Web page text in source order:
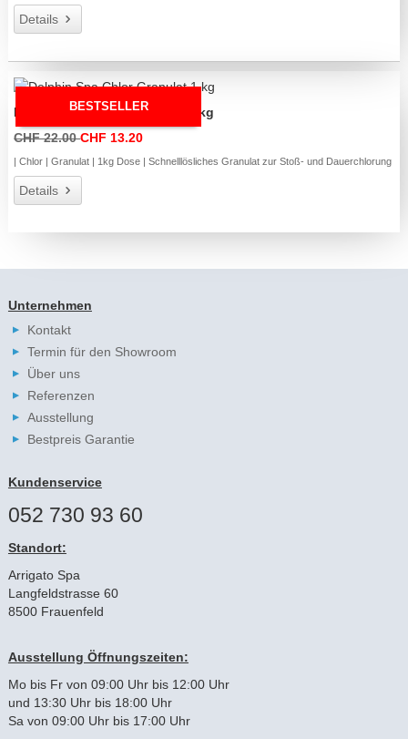
Details
BESTSELLER
Delphin Spa Chlor Granulat 1 kg
CHF 22.00CHF 13.20
| Chlor | Granulat | 1kg Dose | Schnelllösliches Granulat zur Stoß- und Dauerchlorung
Details
Unternehmen
Kontakt
Termin für den Showroom
Über uns
Referenzen
Ausstellung
Bestpreis Garantie
Kundenservice
052 730 93 60
Standort:
Arrigato Spa
Langfeldstrasse 60
8500 Frauenfeld
Ausstellung Öffnungszeiten:
Mo bis Fr von 09:00 Uhr bis 12:00 Uhr
und 13:30 Uhr bis 18:00 Uhr
Sa von 09:00 Uhr bis 17:00 Uhr